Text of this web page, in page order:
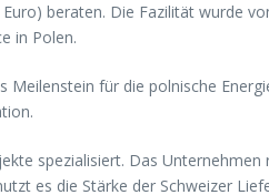
beraten. Die Fazilität wurde
in Polen.
Meilenstein für die polnische
spezialisiert. Das
es die Stärke der Schweizer